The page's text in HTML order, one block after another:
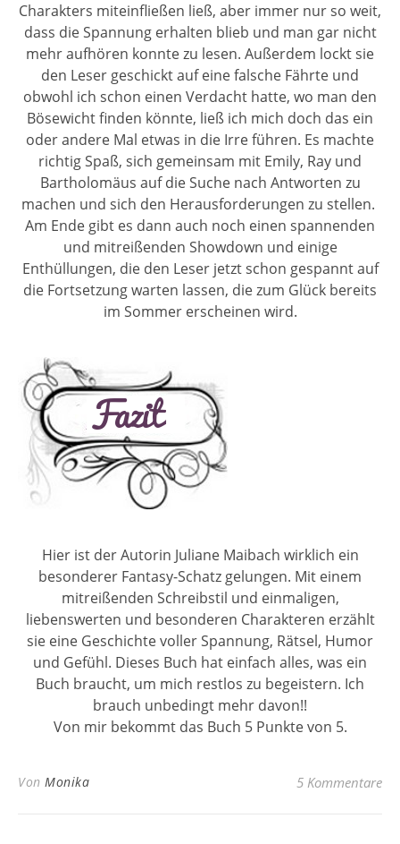
Charakters miteinfließen ließ, aber immer nur so weit,
dass die Spannung erhalten blieb und man gar nicht
mehr aufhören konnte zu lesen. Außerdem lockt sie
den Leser geschickt auf eine falsche Fährte und
obwohl ich schon einen Verdacht hatte, wo man den
Bösewicht finden könnte, ließ ich mich doch das ein
oder andere Mal etwas in die Irre führen. Es machte
richtig Spaß, sich gemeinsam mit Emily, Ray und
Bartholomäus auf die Suche nach Antworten zu
machen und sich den Herausforderungen zu stellen.
Am Ende gibt es dann auch noch einen spannenden
und mitreißenden Showdown und einige
Enthüllungen, die den Leser jetzt schon gespannt auf
die Fortsetzung warten lassen, die zum Glück bereits
im Sommer erscheinen wird.
Hier ist der Autorin Juliane Maibach wirklich ein
besonderer Fantasy-Schatz gelungen. Mit einem
mitreißenden Schreibstil und einmaligen,
liebenswerten und besonderen Charakteren erzählt
sie eine Geschichte voller Spannung, Rätsel, Humor
und Gefühl. Dieses Buch hat einfach alles, was ein
Buch braucht, um mich restlos zu begeistern. Ich
brauch unbedingt mehr davon!!
Von mir bekommt das Buch 5 Punkte von 5.
Von Monika 5 Kommentare